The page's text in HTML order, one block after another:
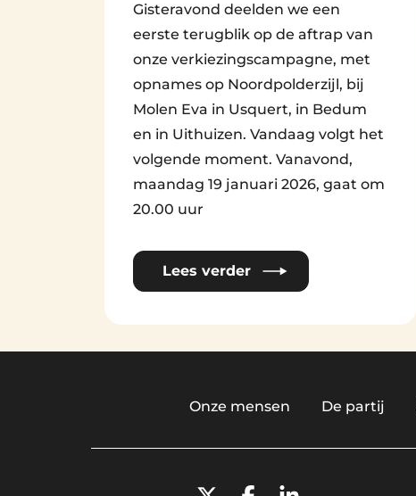
Gisteravond deelden we een
eerste terugblik op de aftrap van
onze verkiezingscampagne, met
opnames op Noordpolderzijl, bij
Molen Eva in Usquert, in Bedum
en in Uithuizen. Vandaag volgt het
volgende moment. Vanavond,
maandag 19 januari 2026, gaat om
20.00 uur
Lees verder
Onze mensen De partij